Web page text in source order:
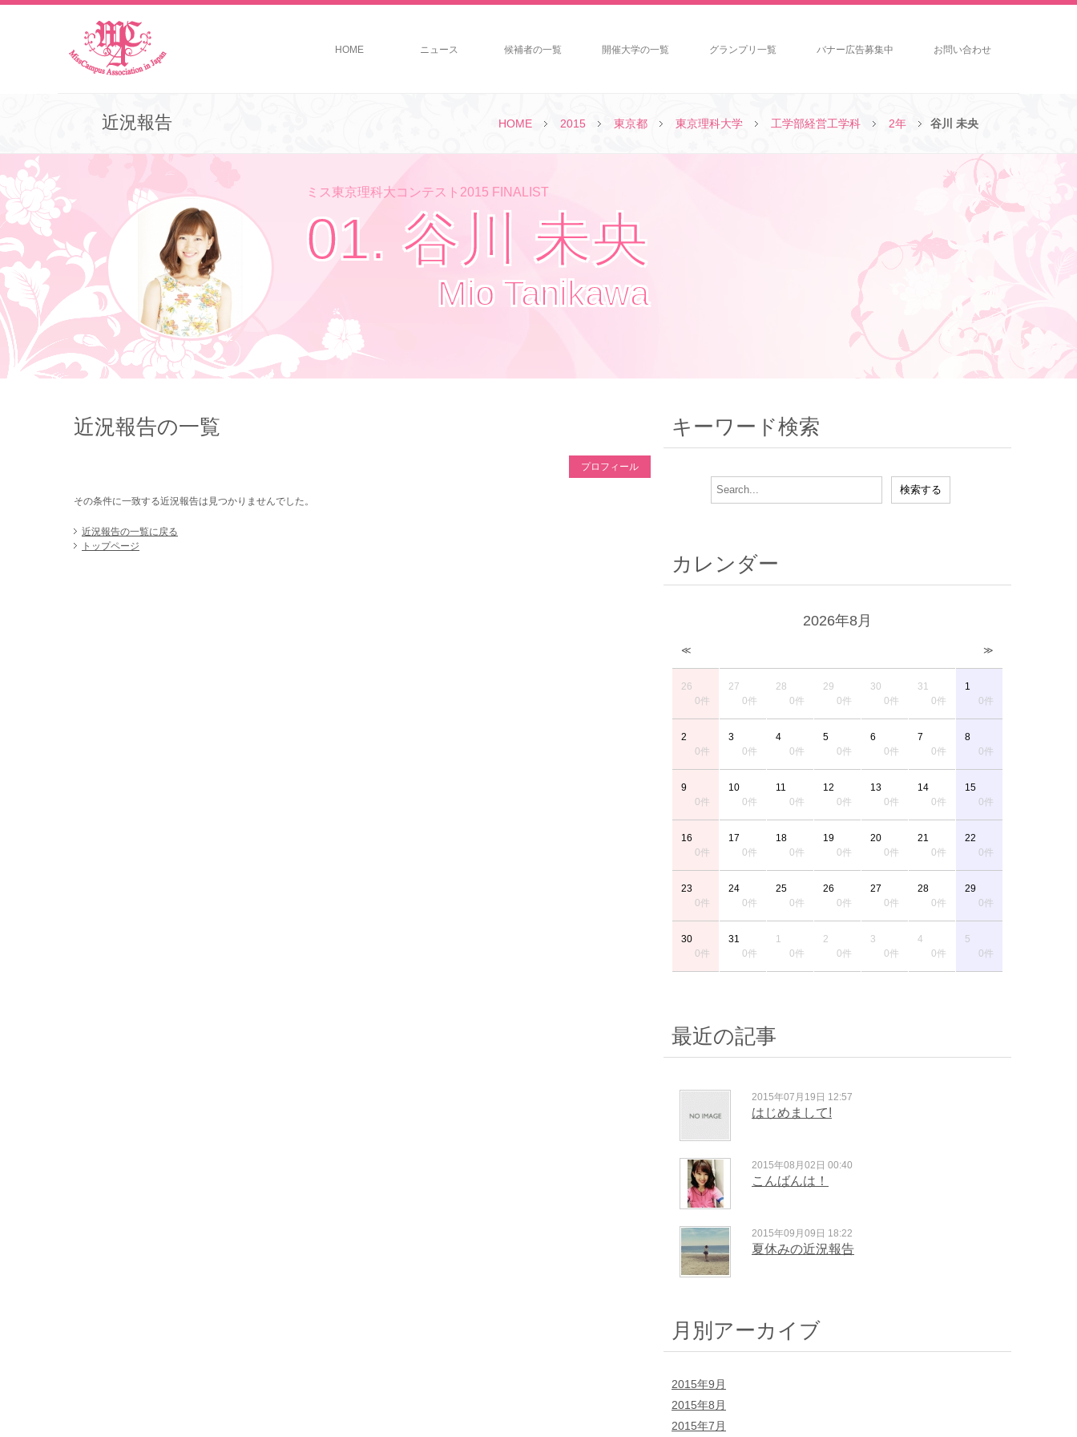
HOME ニュース 候補者の一覧 開催大学の一覧 グランプリ一覧 バナー広告募集中 お問い合わせ
HOME 2015 東京都 東京理科大学 工学部経営工学科 2年 谷川 未央
近況報告
ミス東京理科大コンテスト2015 FINALIST
01. 谷川 未央
Mio Tanikawa
近況報告の一覧
プロフィール
その条件に一致する近況報告は見つかりませんでした。
近況報告の一覧に戻る
トップページ
キーワード検索
カレンダー
2026年8月
≪ ≫
26
0件
27
0件
28
0件
29
0件
30
0件
31
0件
1
0件
2
0件
3
0件
4
0件
5
0件
6
0件
7
0件
8
0件
9
0件
10
0件
11
0件
12
0件
13
0件
14
0件
15
0件
16
0件
17
0件
18
0件
19
0件
20
0件
21
0件
22
0件
23
0件
24
0件
25
0件
26
0件
27
0件
28
0件
29
0件
30
0件
31
0件
1
0件
2
0件
3
0件
4
0件
5
0件
最近の記事
はじめまして!
2015年07月19日 12:57
こんばんは！
2015年08月02日 00:40
夏休みの近況報告
2015年09月09日 18:22
月別アーカイブ
2015年9月
2015年8月
2015年7月